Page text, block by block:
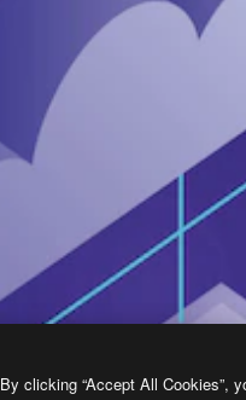
By clicking “Accept All Cookies”,